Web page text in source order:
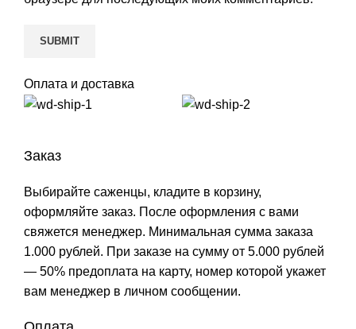
Оплата и доставка
Заказ
Выбирайте саженцы, кладите в корзину,
оформляйте заказ. После оформления с вами
свяжется менеджер. Минимальная сумма заказа
1.000 рублей. При заказе на сумму от 5.000 рублей
— 50% предоплата на карту, номер которой укажет
вам менеджер в личном сообщении.